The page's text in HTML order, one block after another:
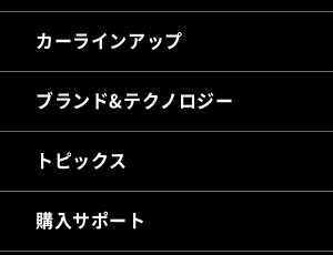
カーラインアップ
ブランド&テクノロジー
トピックス
購入サポート